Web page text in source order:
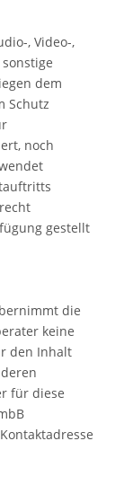
, Video-,
dem
Schutz
noch
gestellt
die
keine
den Inhalt
für diese